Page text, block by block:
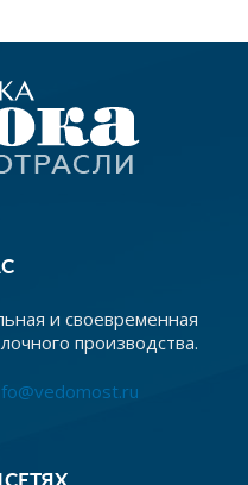
и своевременная
производства.